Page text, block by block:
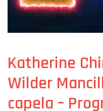
Katherine
Wilder
capela –